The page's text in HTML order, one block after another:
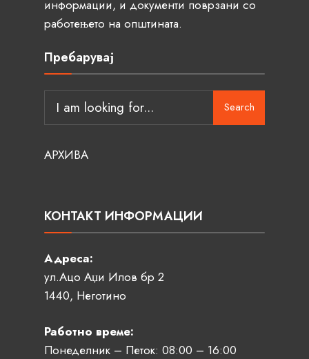
информации, и документи поврзани со
работењето на општината.
Пребарувај
Search
АРХИВА
КОНТАКТ ИНФОРМАЦИИ
Адреса:
ул.Ацо Аџи Илов бр 2
1440, Неготино
Работно време:
Понеделник – Петок: 08:00 – 16:00